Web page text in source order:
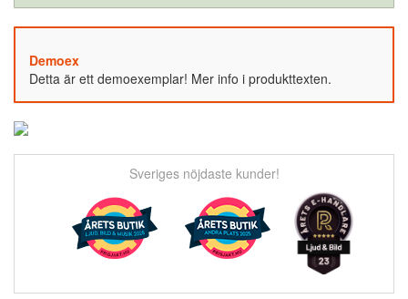
Demoex
Detta är ett demoexemplar! Mer info i produkttexten.
Sveriges nöjdaste kunder!